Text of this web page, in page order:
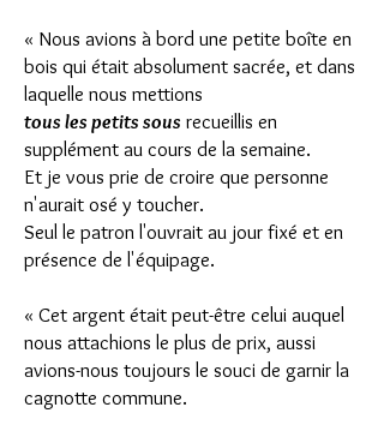
« Nous avions à bord une petite boîte en
bois qui était absolument sacrée, et dans
laquelle nous mettions
tous les petits sous recueillis en
supplément au cours de la semaine.
Et je vous prie de croire que personne
n'aurait osé y toucher.
Seul le patron l'ouvrait au jour fixé et en
présence de l'équipage.
« Cet argent était peut-être celui auquel
nous attachions le plus de prix, aussi
avions-nous toujours le souci de garnir la
cagnotte commune.